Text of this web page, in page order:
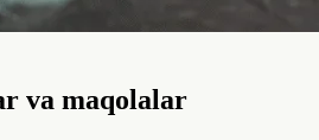
va maqolalar